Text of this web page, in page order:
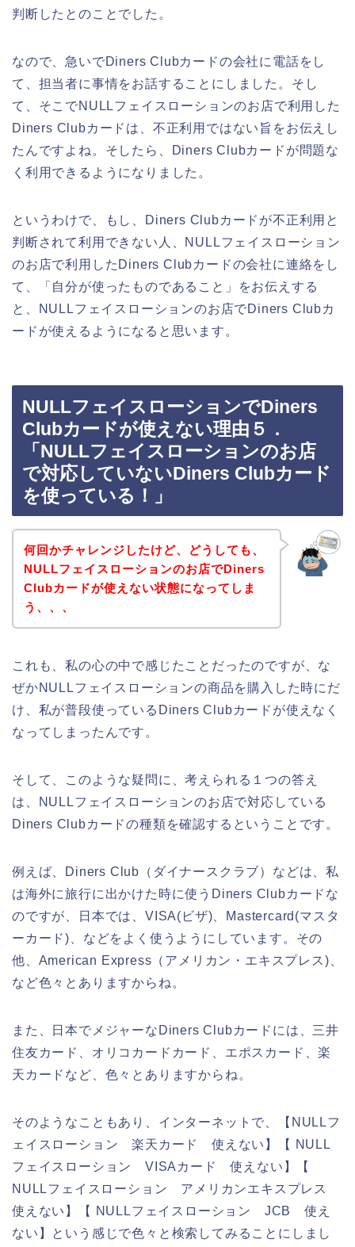
判断したとのことでした。
なので、急いでDiners Clubカードの会社に電話をし
て、担当者に事情をお話することにしました。そし
て、そこでNULLフェイスローションのお店で利用した
Diners Clubカードは、不正利用ではない旨をお伝えし
たんですよね。そしたら、Diners Clubカードが問題な
く利用できるようになりました。
というわけで、もし、Diners Clubカードが不正利用と
判断されて利用できない人、NULLフェイスローション
のお店で利用したDiners Clubカードの会社に連絡をし
て、「自分が使ったものであること」をお伝えする
と、NULLフェイスローションのお店でDiners Clubカ
ードが使えるようになると思います。
NULLフェイスローションでDiners
Clubカードが使えない理由５．
「NULLフェイスローションのお店
で対応していないDiners Clubカード
を使っている！」
何回かチャレンジしたけど、どうしても、
NULLフェイスローションのお店でDiners
Clubカードが使えない状態になってしま
う、、、
これも、私の心の中で感じたことだったのですが、な
ぜかNULLフェイスローションの商品を購入した時にだ
け、私が普段使っているDiners Clubカードが使えなく
なってしまったんです。
そして、このような疑問に、考えられる１つの答え
は、NULLフェイスローションのお店で対応している
Diners Clubカードの種類を確認するということです。
例えば、Diners Club（ダイナースクラブ）などは、私
は海外に旅行に出かけた時に使うDiners Clubカードな
のですが、日本では、VISA(ビザ)、Mastercard(マスタ
ーカード)、などをよく使うようにしています。その
他、American Express（アメリカン・エキスプレス)、
など色々とありますからね。
また、日本でメジャーなDiners Clubカードには、三井
住友カード、オリコカードカード、エポスカード、楽
天カードなど、色々とありますからね。
そのようなこともあり、インターネットで、【NULLフ
ェイスローション 楽天カード 使えない】【 NULL
フェイスローション VISAカード 使えない】【
NULLフェイスローション アメリカンエキスプレス
使えない】【 NULLフェイスローション JCB 使え
ない】という感じで色々と検索してみることにしまし